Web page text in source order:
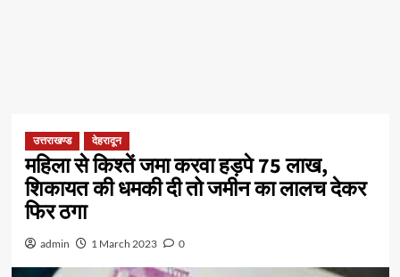
उत्तराखण्ड देहरादून
महिला से किश्तें जमा करवा हड़पे 75 लाख,
शिकायत की धमकी दी तो जमीन का लालच देकर
फिर ठगा
admin 1 March 2023 0